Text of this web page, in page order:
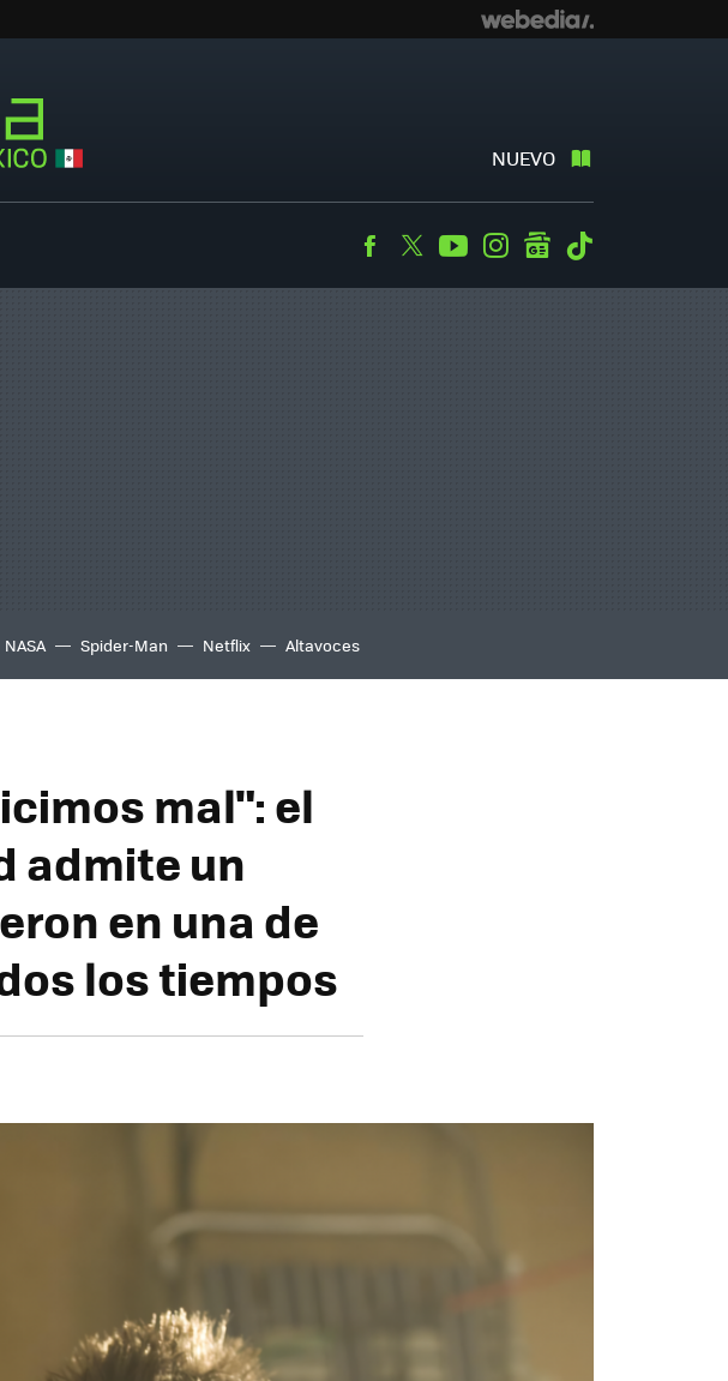
NUEVO
Facebook
TwitterYoutubeInstagramgooglenews
NASA Spider-Man Netflix Altavoces
mal": el
admite un
en una de
los tiempos